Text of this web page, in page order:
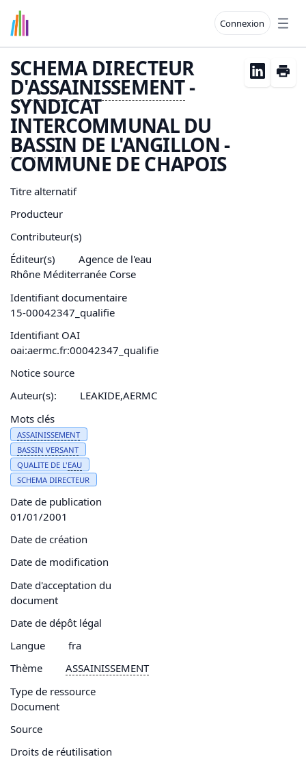
Connexion
SCHEMA DIRECTEUR
D'ASSAINISSEMENT-
SYNDICAT
INTERCOMMUNAL DU
BASSIN DE L'ANGILLON -
COMMUNE DE CHAPOIS
Titre alternatif
Producteur
Contributeur(s)
Éditeur(s)
Agence de l'eau
Rhône Méditerranée Corse
Identifiant documentaire
15-00042347_qualifie
Identifiant OAI
oai:aermc.fr:00042347_qualifie
Notice source
Auteur(s):
LEAKIDE,AERMC
Mots clés
ASSAINISSEMENT
BASSIN VERSANT
QUALITE DE L'EAU
SCHEMA DIRECTEUR
Date de publication
01/01/2001
Date de création
Date de modification
Date d'acceptation du
document
Date de dépôt légal
Langue
fra
Thème
ASSAINISSEMENT
Type de ressource
Document
Source
Droits de réutilisation